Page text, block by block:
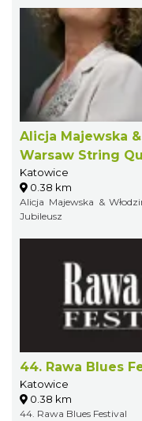
Alicja Majewska
Warsaw String
Katowice
0.38 km
Alicja Majewska &
Jubileusz
44. Rawa Blues
Katowice
0.38 km
44. Rawa Blues Festival